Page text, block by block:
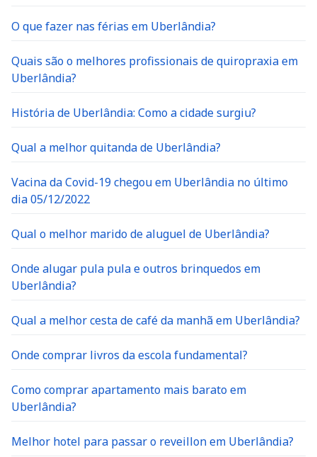
O que fazer nas férias em Uberlândia?
Quais são o melhores profissionais de quiropraxia em
Uberlândia?
História de Uberlândia: Como a cidade surgiu?
Qual a melhor quitanda de Uberlândia?
Vacina da Covid-19 chegou em Uberlândia no último
dia 05/12/2022
Qual o melhor marido de aluguel de Uberlândia?
Onde alugar pula pula e outros brinquedos em
Uberlândia?
Qual a melhor cesta de café da manhã em Uberlândia?
Onde comprar livros da escola fundamental?
Como comprar apartamento mais barato em
Uberlândia?
Melhor hotel para passar o reveillon em Uberlândia?